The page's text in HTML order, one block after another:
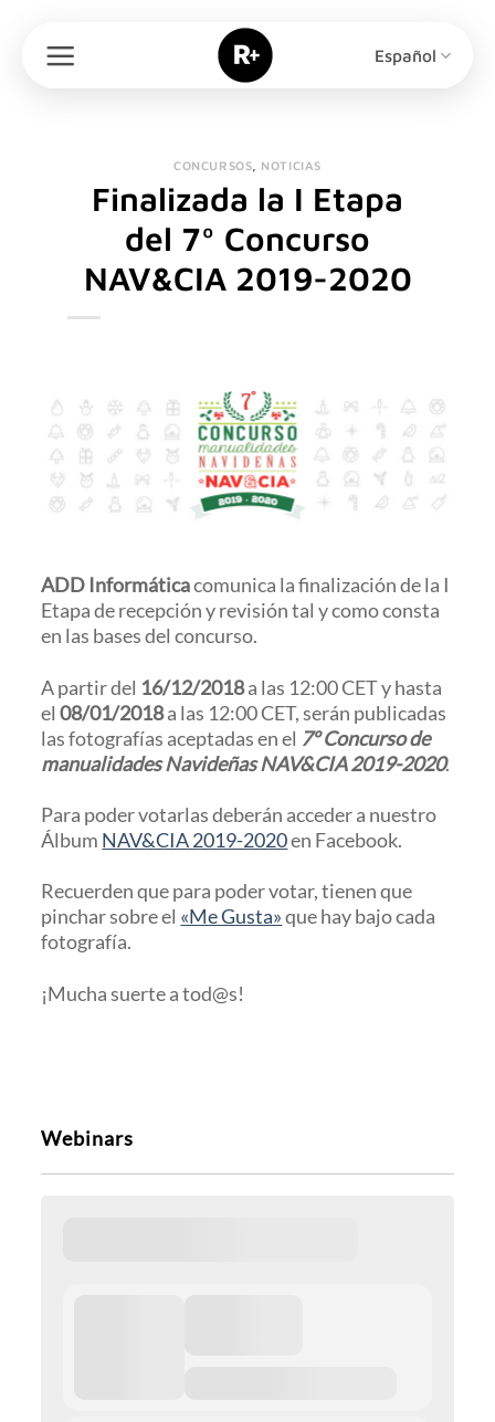
contenido
Español
CONCURSOS NOTICIAS
Finalizada la I Etapa
del 7º Concurso
NAV&CIA 2019-2020
ADD Informáticacomunica la finalización de la I
Etapa de recepción y revisión tal y como consta
en las bases del concurso.
A partir del 16/12/2018a las 12:00 CET y hasta
el08/01/2018a las 12:00 CET, serán publicadas
las fotografías aceptadas en el 7º Concurso de
manualidades Navideñas NAV&CIA 2019-2020.
Para poder votarlas deberán acceder a nuestro
Álbum NAV&CIA 2019-2020en Facebook.
Recuerden que para poder votar, tienen que
pinchar sobre el «Me Gusta»que hay bajo cada
fotografía.
¡Mucha suerte a tod@s!
Webinars